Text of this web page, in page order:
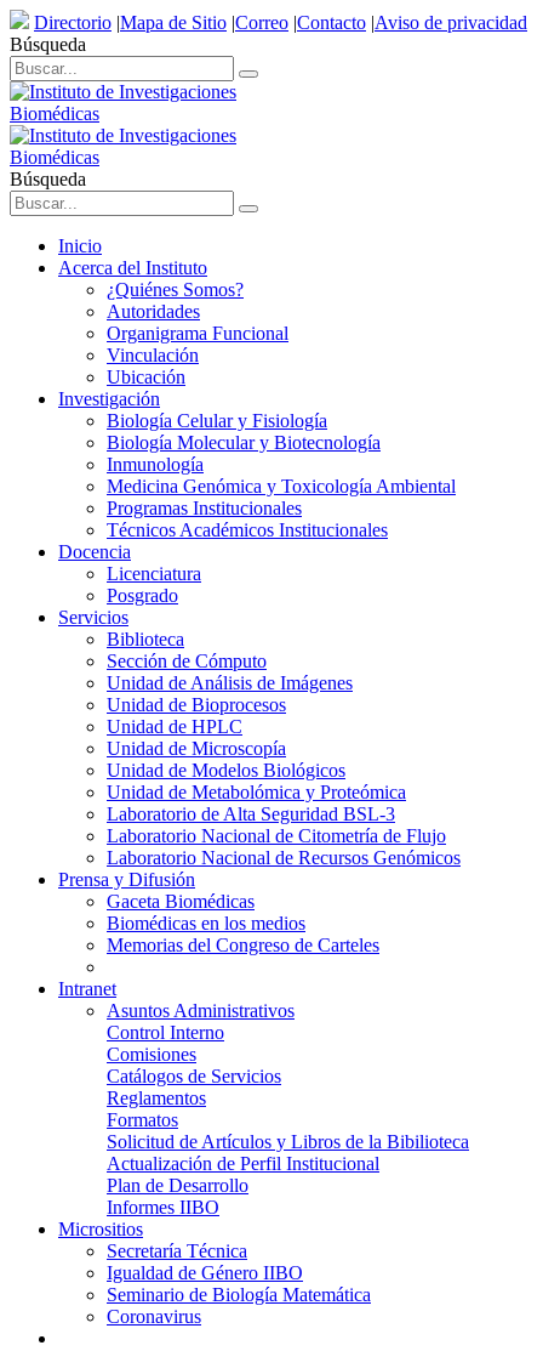
Directorio |Mapa de Sitio |Correo |Contacto |Aviso de privacidad
Búsqueda
Búsqueda
Inicio
Acerca del Instituto
¿Quiénes Somos?
Autoridades
Organigrama Funcional
Vinculación
Ubicación
Investigación
Biología Celular y Fisiología
Biología Molecular y Biotecnología
Inmunología
Medicina Genómica y Toxicología Ambiental
Programas Institucionales
Técnicos Académicos Institucionales
Docencia
Licenciatura
Posgrado
Servicios
Biblioteca
Sección de Cómputo
Unidad de Análisis de Imágenes
Unidad de Bioprocesos
Unidad de HPLC
Unidad de Microscopía
Unidad de Modelos Biológicos
Unidad de Metabolómica y Proteómica
Laboratorio de Alta Seguridad BSL-3
Laboratorio Nacional de Citometría de Flujo
Laboratorio Nacional de Recursos Genómicos
Prensa y Difusión
Gaceta Biomédicas
Biomédicas en los medios
Memorias del Congreso de Carteles
Intranet
Asuntos Administrativos
Control Interno
Comisiones
Catálogos de Servicios
Reglamentos
Formatos
Solicitud de Artículos y Libros de la Bibilioteca
Actualización de Perfil Institucional
Plan de Desarrollo
Informes IIBO
Micrositios
Secretaría Técnica
Igualdad de Género IIBO
Seminario de Biología Matemática
Coronavirus